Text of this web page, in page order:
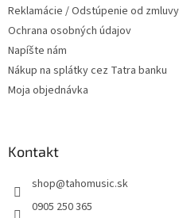
k
Reklamácie / Odstúpenie od zmluvy
Ochrana osobných údajov
Napíšte nám
Nákup na splátky cez Tatra banku
Moja objednávka
Kontakt
shop@tahomusic.sk
0905 250 365